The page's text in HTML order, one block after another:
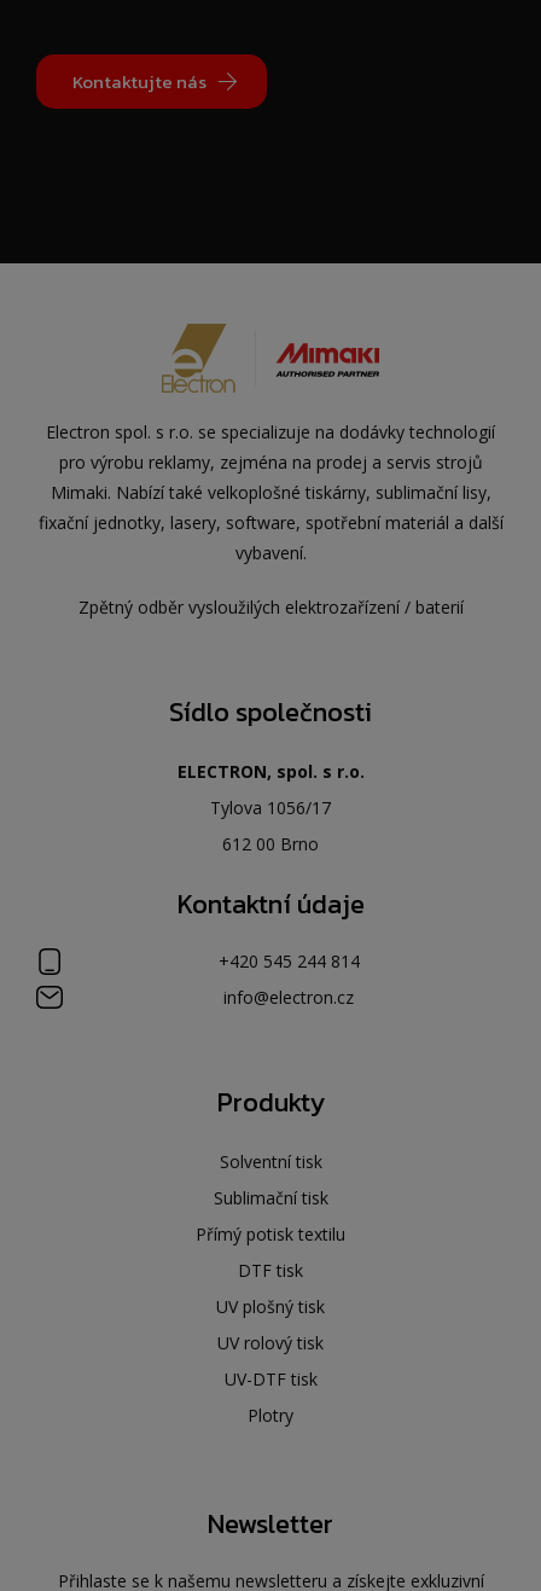
Kontaktujte nás
Electron spol. s r.o. se specializuje na dodávky technologií
pro výrobu reklamy, zejména na prodej a servis strojů
Mimaki. Nabízí také velkoplošné tiskárny, sublimační lisy,
fixační jednotky, lasery, software, spotřební materiál a další
vybavení.
Zpětný odběr vysloužilých elektrozařízení / baterií
Sídlo společnosti
ELECTRON, spol. s r.o.
Tylova 1056/17
612 00 Brno
Kontaktní údaje
+420 545 244 814
info@electron.cz
Produkty
Solventní tisk
Sublimační tisk
Přímý potisk textilu
DTF tisk
UV plošný tisk
UV rolový tisk
UV-DTF tisk
Plotry
Newsletter
Přihlaste se k našemu newsletteru a získejte exkluzivní